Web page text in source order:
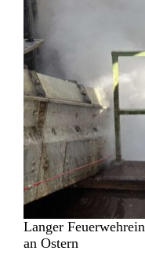
Langer
an Ostern